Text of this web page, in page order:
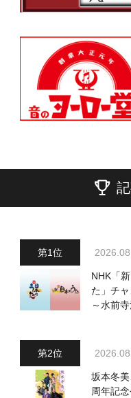
NHK「
た」チ
～水前
坂本冬
周年記